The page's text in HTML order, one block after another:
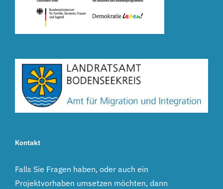
Kontakt
Falls Sie Fragen haben, oder auch ein
Projektvorhaben umsetzen möchten, dann